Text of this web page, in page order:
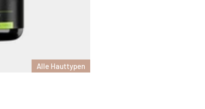
Alle Hauttypen